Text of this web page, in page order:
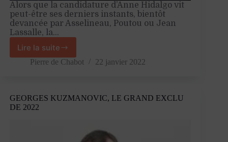
Alors que la candidature d’Anne Hidalgo vit
peut-être ses derniers instants, bientôt
devancée par Asselineau, Poutou ou Jean
Lassalle, la…
Lire la suite
Anne
Hidalgo,
Pierre de Chabot 22 janvier 2022
GEORGES KUZMANOVIC, LE GRAND EXCLU
DE 2022